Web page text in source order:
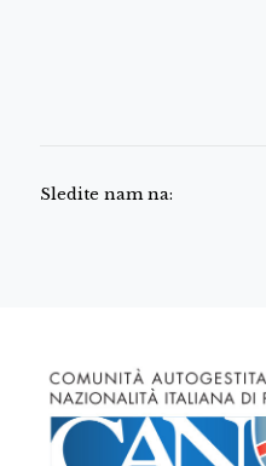
Sledite nam na: